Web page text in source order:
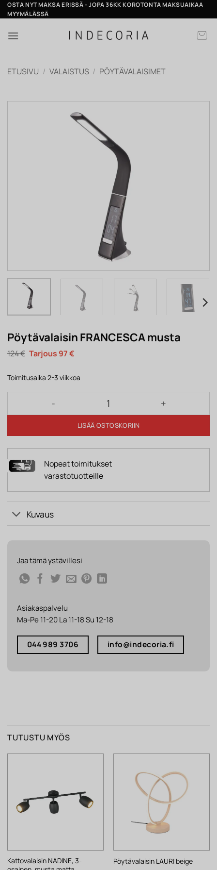
Skip
to
OSTA NYT MAKSA ERISSÄ - JOPA 36KK KOROTONTA MAKSUAIKAA
MYYMÄLÄSSÄ
ETUSIVU / VALAISTUS / PÖYTÄVALAISIMET
Pöytävalaisin FRANCESCA musta
124€ Alkuperäinen
hinta
124 €.
97€Nykyinen
97 €.
Toimitusaika 2-3 viikkoa
Pöytävalaisin FRANCESCA musta määrä
LISÄÄ OSTOSKORIIN
Nopeat toimitukset
varastotuotteille
Kuvaus
Jaa tämä ystävillesi
Asiakaspalvelu
Ma-Pe 11-20 La 11-18 Su 12-18
044 989 3706 info@indecoria.fi
TUTUSTU MYÖS
Kattovalaisin NADINE, 3-
Pöytävalaisin LAURI beige